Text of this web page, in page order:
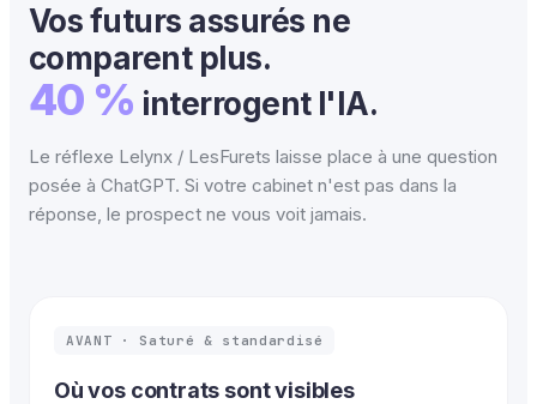
Vos futurs assurés ne
comparent plus.
40 % interrogent l'IA.
Le réflexe Lelynx / LesFurets laisse place à une question
posée à ChatGPT. Si votre cabinet n'est pas dans la
réponse, le prospect ne vous voit jamais.
AVANT · Saturé & standardisé
Où vos contrats sont visibles